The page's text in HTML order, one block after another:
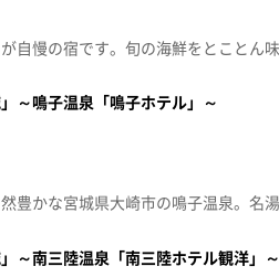
～鳴子温泉「鳴子ホテル」～
～南三陸温泉「南三陸ホテル観洋」～